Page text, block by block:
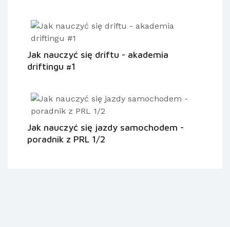
Jak nauczyć się driftu - akademia
driftingu #1
Jak nauczyć się jazdy samochodem -
poradnik z PRL 1/2